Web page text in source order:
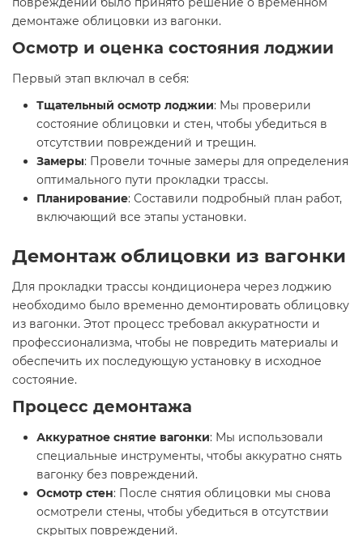
демонтаже облицовки из вагонки.
Осмотр и оценка состояния лоджии
Первый этап включал в себя:
Тщательный осмотр лоджии: Мы проверили
состояние облицовки и стен, чтобы убедиться в
отсутствии повреждений и трещин.
Замеры: Провели точные замеры для определения
оптимального пути прокладки трассы.
Планирование: Составили подробный план работ,
включающий все этапы установки.
Демонтаж облицовки из вагонки
Для прокладки трассы кондиционера через лоджию
необходимо было временно демонтировать облицовку
из вагонки. Этот процесс требовал аккуратности и
профессионализма, чтобы не повредить материалы и
обеспечить их последующую установку в исходное
состояние.
Процесс демонтажа
Аккуратное снятие вагонки: Мы использовали
специальные инструменты, чтобы аккуратно снять
вагонку без повреждений.
Осмотр стен: После снятия облицовки мы снова
осмотрели стены, чтобы убедиться в отсутствии
скрытых повреждений.